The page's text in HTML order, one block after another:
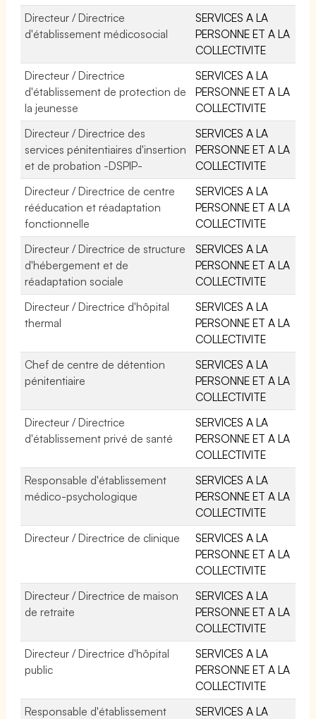
Directeur / Directrice
d'établissement médicosocial
SERVICES A LA
PERSONNE ET A LA
COLLECTIVITE
Directeur / Directrice
d'établissement de protection de
la jeunesse
SERVICES A LA
PERSONNE ET A LA
COLLECTIVITE
Directeur / Directrice des
services pénitentiaires d'insertion
et de probation -DSPIP-
SERVICES A LA
PERSONNE ET A LA
COLLECTIVITE
Directeur / Directrice de centre
rééducation et réadaptation
fonctionnelle
SERVICES A LA
PERSONNE ET A LA
COLLECTIVITE
Directeur / Directrice de structure
d'hébergement et de
réadaptation sociale
SERVICES A LA
PERSONNE ET A LA
COLLECTIVITE
Directeur / Directrice d'hôpital
thermal
SERVICES A LA
PERSONNE ET A LA
COLLECTIVITE
Chef de centre de détention
pénitentiaire
SERVICES A LA
PERSONNE ET A LA
COLLECTIVITE
Directeur / Directrice
d'établissement privé de santé
SERVICES A LA
PERSONNE ET A LA
COLLECTIVITE
Responsable d'établissement
médico-psychologique
SERVICES A LA
PERSONNE ET A LA
COLLECTIVITE
Directeur / Directrice de clinique
SERVICES A LA
PERSONNE ET A LA
COLLECTIVITE
Directeur / Directrice de maison
de retraite
SERVICES A LA
PERSONNE ET A LA
COLLECTIVITE
Directeur / Directrice d'hôpital
public
SERVICES A LA
PERSONNE ET A LA
COLLECTIVITE
Responsable d'établissement
SERVICES A LA